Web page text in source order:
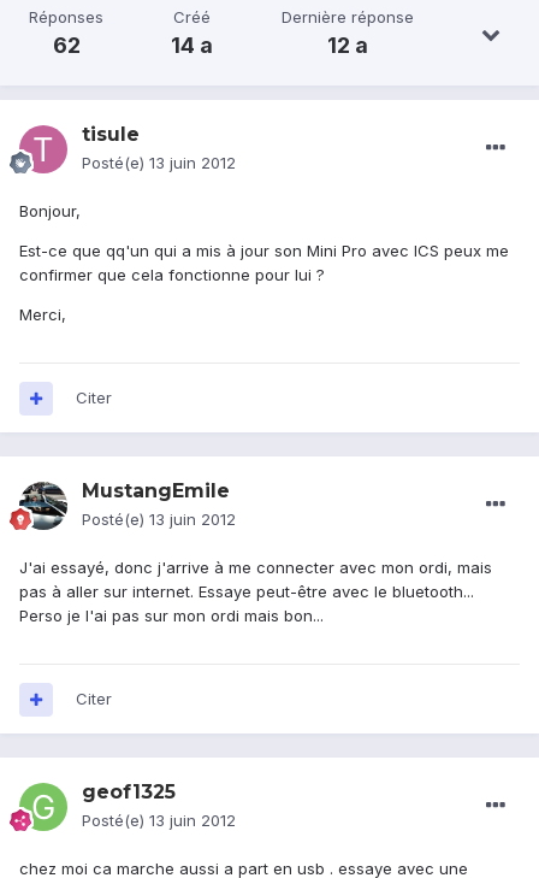
Réponses
62
Créé
14 a
Dernière réponse
12 a
tisule
Posté(e) 13 juin 2012
Bonjour,
Est-ce que qq'un qui a mis à jour son Mini Pro avec ICS peux me
confirmer que cela fonctionne pour lui ?
Merci,
Citer
MustangEmile
Posté(e) 13 juin 2012
J'ai essayé, donc j'arrive à me connecter avec mon ordi, mais
pas à aller sur internet. Essaye peut-être avec le bluetooth...
Perso je l'ai pas sur mon ordi mais bon...
Citer
geof1325
Posté(e) 13 juin 2012
chez moi ca marche aussi a part en usb . essaye avec une